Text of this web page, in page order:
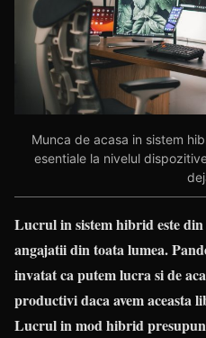
Munca de acasa in sistem
esentiale la nivelul
Lucrul in sistem hibrid este
angajatii din toata lumea.
invatat ca putem lucra si de
productivi daca avem aceasta
Lucrul in mod hibrid